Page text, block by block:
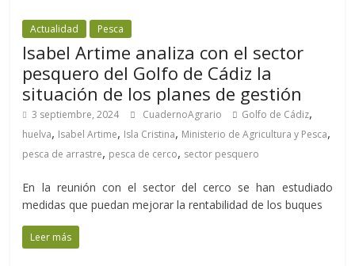
Actualidad Pesca
Isabel Artime analiza con el sector
pesquero del Golfo de Cádiz la
situación de los planes de gestión
3 septiembre, 2024 CuadernoAgrario Golfo de Cádiz,
huelva, Isabel Artime, Isla Cristina, Ministerio de Agricultura y Pesca,
pesca de arrastre, pesca de cerco, sector pesquero
En la reunión con el sector del cerco se han estudiado
medidas que puedan mejorar la rentabilidad de los buques
Leer más